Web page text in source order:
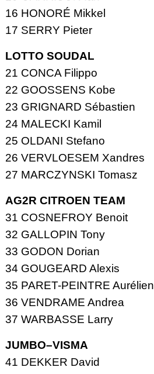
16 HONORÉ Mikkel
17 SERRY Pieter
LOTTO SOUDAL
21 CONCA Filippo
22 GOOSSENS Kobe
23 GRIGNARD Sébastien
24 MALECKI Kamil
25 OLDANI Stefano
26 VERVLOESEM Xandres
27 MARCZYNSKI Tomasz
AG2R CITROEN TEAM
31 COSNEFROY Benoit
32 GALLOPIN Tony
33 GODON Dorian
34 GOUGEARD Alexis
35 PARET-PEINTRE Aurélien
36 VENDRAME Andrea
37 WARBASSE Larry
JUMBO–VISMA
41 DEKKER David